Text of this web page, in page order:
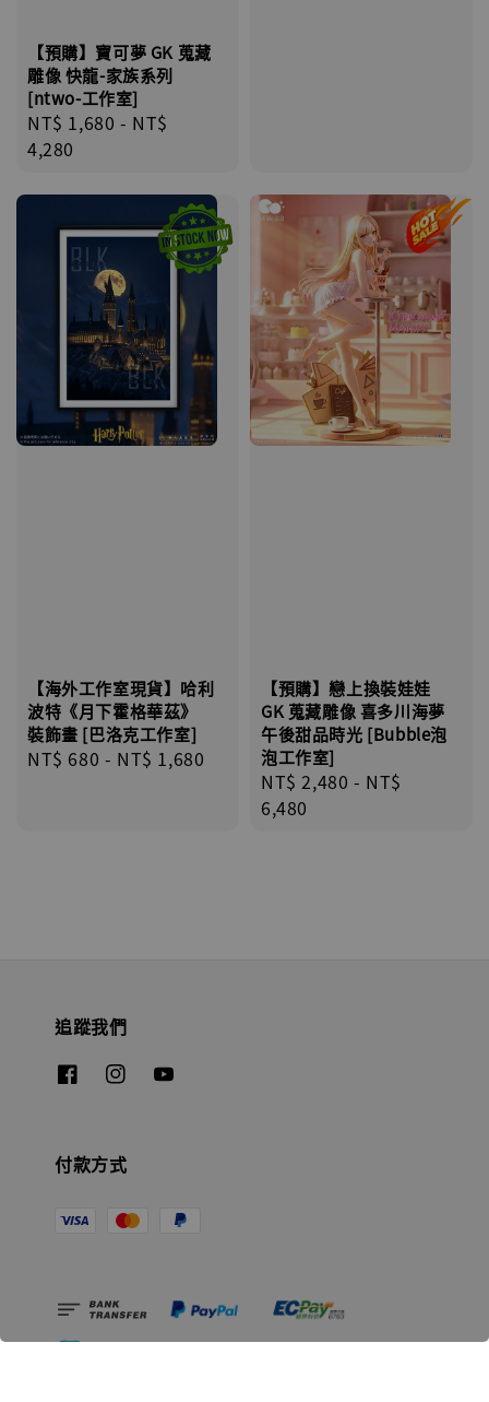
【預購】寶可夢 GK 蒐藏
雕像 快龍-家族系列
[ntwo-工作室]
Regular
price
NT$ 1,680 - NT$
4,280
【海外工作室現貨】哈利
波特《月下霍格華茲》
裝飾畫 [巴洛克工作室]
Regular
NT$ 680 - NT$ 1,680
【預購】戀上換裝娃娃
GK 蒐藏雕像 喜多川海夢
午後甜品時光 [Bubble泡
泡工作室]
Regular
price
NT$ 2,480 - NT$
6,480
追蹤我們
付款方式